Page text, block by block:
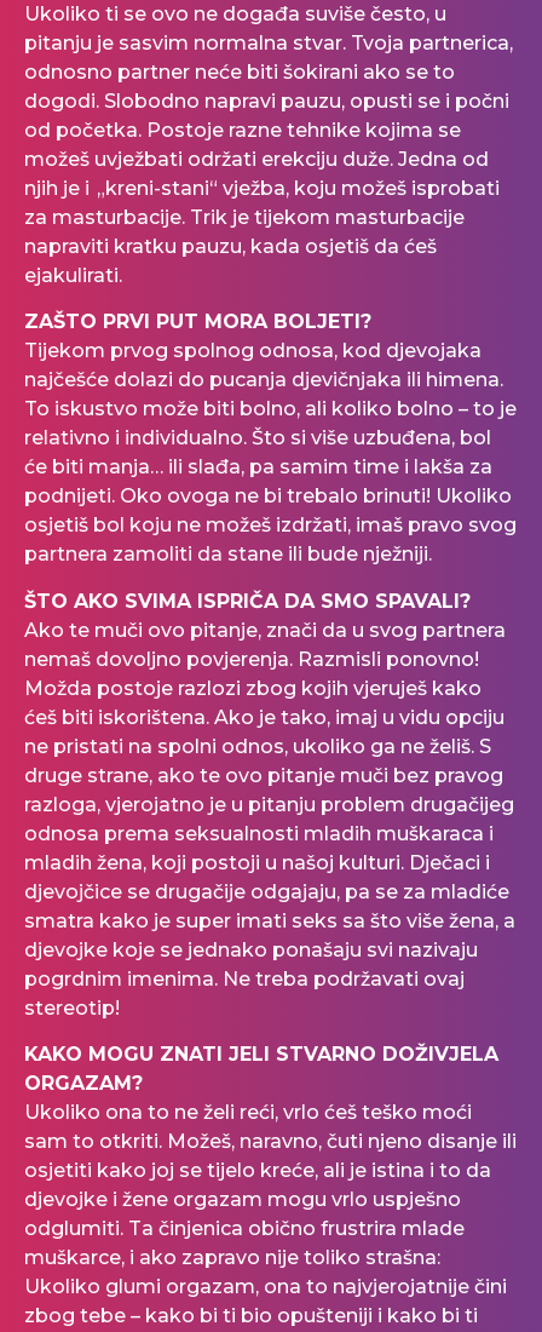
Ukoliko ti se ovo ne događa suviše često, u
pitanju je sasvim normalna stvar. Tvoja partnerica,
odnosno partner neće biti šokirani ako se to
dogodi. Slobodno napravi pauzu, opusti se i počni
od početka. Postoje razne tehnike kojima se
možeš uvježbati održati erekciju duže. Jedna od
njih je i „kreni-stani“ vježba, koju možeš isprobati
za masturbacije. Trik je tijekom masturbacije
napraviti kratku pauzu, kada osjetiš da ćeš
ejakulirati.
ZAŠTO PRVI PUT MORA BOLJETI?
Tijekom prvog spolnog odnosa, kod djevojaka
najčešće dolazi do pucanja djevičnjaka ili himena.
To iskustvo može biti bolno, ali koliko bolno – to je
relativno i individualno. Što si više uzbuđena, bol
će biti manja… ili slađa, pa samim time i lakša za
podnijeti. Oko ovoga ne bi trebalo brinuti! Ukoliko
osjetiš bol koju ne možeš izdržati, imaš pravo svog
partnera zamoliti da stane ili bude nježniji.
ŠTO AKO SVIMA ISPRIČA DA SMO SPAVALI?
Ako te muči ovo pitanje, znači da u svog partnera
nemaš dovoljno povjerenja. Razmisli ponovno!
Možda postoje razlozi zbog kojih vjeruješ kako
ćeš biti iskorištena. Ako je tako, imaj u vidu opciju
ne pristati na spolni odnos, ukoliko ga ne želiš. S
druge strane, ako te ovo pitanje muči bez pravog
razloga, vjerojatno je u pitanju problem drugačijeg
odnosa prema seksualnosti mladih muškaraca i
mladih žena, koji postoji u našoj kulturi. Dječaci i
djevojčice se drugačije odgajaju, pa se za mladiće
smatra kako je super imati seks sa što više žena, a
djevojke koje se jednako ponašaju svi nazivaju
pogrdnim imenima. Ne treba podržavati ovaj
stereotip!
KAKO MOGU ZNATI JELI STVARNO DOŽIVJELA
ORGAZAM?
Ukoliko ona to ne želi reći, vrlo ćeš teško moći
sam to otkriti. Možeš, naravno, čuti njeno disanje ili
osjetiti kako joj se tijelo kreće, ali je istina i to da
djevojke i žene orgazam mogu vrlo uspješno
odglumiti. Ta činjenica obično frustrira mlade
muškarce, i ako zapravo nije toliko strašna:
Ukoliko glumi orgazam, ona to najvjerojatnije čini
zbog tebe – kako bi ti bio opušteniji i kako bi ti